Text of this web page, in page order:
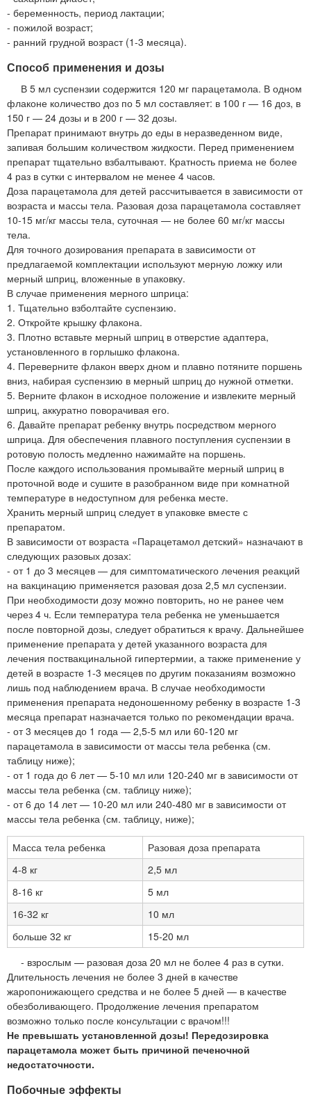
- беременность, период лактации;
- пожилой возраст;
- ранний грудной возраст (1-3 месяца).
Способ применения и дозы
В 5 мл суспензии содержится 120 мг парацетамола. В одном
флаконе количество доз по 5 мл составляет: в 100 г — 16 доз, в
150 г — 24 дозы и в 200 г — 32 дозы.
Препарат принимают внутрь до еды в неразведенном виде,
запивая большим количеством жидкости. Перед применением
препарат тщательно взбалтывают. Кратность приема не более
4 раз в сутки с интервалом не менее 4 часов.
Доза парацетамола для детей рассчитывается в зависимости от
возраста и массы тела. Разовая доза парацетамола составляет
10-15 мг/кг массы тела, суточная — не более 60 мг/кг массы
тела.
Для точного дозирования препарата в зависимости от
предлагаемой комплектации используют мерную ложку или
мерный шприц, вложенные в упаковку.
В случае применения мерного шприца:
1. Тщательно взболтайте суспензию.
2. Откройте крышку флакона.
3. Плотно вставьте мерный шприц в отверстие адаптера,
установленного в горлышко флакона.
4. Переверните флакон вверх дном и плавно потяните поршень
вниз, набирая суспензию в мерный шприц до нужной отметки.
5. Верните флакон в исходное положение и извлеките мерный
шприц, аккуратно поворачивая его.
6. Давайте препарат ребенку внутрь посредством мерного
шприца. Для обеспечения плавного поступления суспензии в
ротовую полость медленно нажимайте на поршень.
После каждого использования промывайте мерный шприц в
проточной воде и сушите в разобранном виде при комнатной
температуре в недоступном для ребенка месте.
Хранить мерный шприц следует в упаковке вместе с
препаратом.
В зависимости от возраста «Парацетамол детский» назначают в
следующих разовых дозах:
- от 1 до 3 месяцев — для симптоматического лечения реакций
на вакцинацию применяется разовая доза 2,5 мл суспензии.
При необходимости дозу можно повторить, но не ранее чем
через 4 ч. Если температура тела ребенка не уменьшается
после повторной дозы, следует обратиться к врачу. Дальнейшее
применение препарата у детей указанного возраста для
лечения поствакцинальной гипертермии, а также применение у
детей в возрасте 1-3 месяцев по другим показаниям возможно
лишь под наблюдением врача. В случае необходимости
применения препарата недоношенному ребенку в возрасте 1-3
месяца препарат назначается только по рекомендации врача.
- от 3 месяцев до 1 года — 2,5-5 мл или 60-120 мг
парацетамола в зависимости от массы тела ребенка (см.
таблицу ниже);
- от 1 года до 6 лет — 5-10 мл или 120-240 мг в зависимости от
массы тела ребенка (см. таблицу ниже);
- от 6 до 14 лет — 10-20 мл или 240-480 мг в зависимости от
массы тела ребенка (см. таблицу, ниже);
Масса тела ребенка
Разовая доза препарата
4-8 кг
2,5 мл
8-16 кг
5 мл
16-32 кг
10 мл
больше 32 кг
15-20 мл
- взрослым — разовая доза 20 мл не более 4 раз в сутки.
Длительность лечения не более 3 дней в качестве
жаропонижающего средства и не более 5 дней — в качестве
обезболивающего. Продолжение лечения препаратом
возможно только после консультации с врачом!!!
Не превышать установленной дозы! Передозировка
парацетамола может быть причиной печеночной
недостаточности.
Побочные эффекты